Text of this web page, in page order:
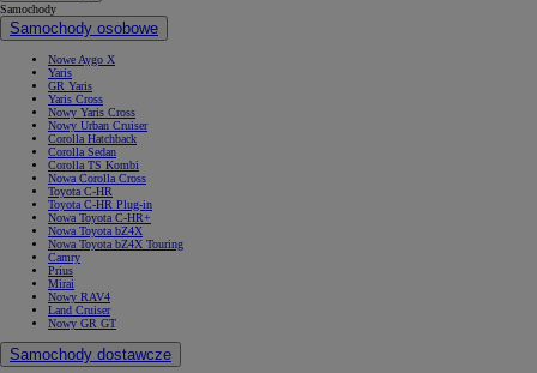
Samochody
Samochody osobowe
Nowe Aygo X
Yaris
GR Yaris
Yaris Cross
Nowy Yaris Cross
Nowy Urban Cruiser
Corolla Hatchback
Corolla Sedan
Corolla TS Kombi
Nowa Corolla Cross
Toyota C-HR
Toyota C-HR Plug-in
Nowa Toyota C-HR+
Nowa Toyota bZ4X
Nowa Toyota bZ4X Touring
Camry
Prius
Mirai
Nowy RAV4
Land Cruiser
Nowy GR GT
Samochody dostawcze